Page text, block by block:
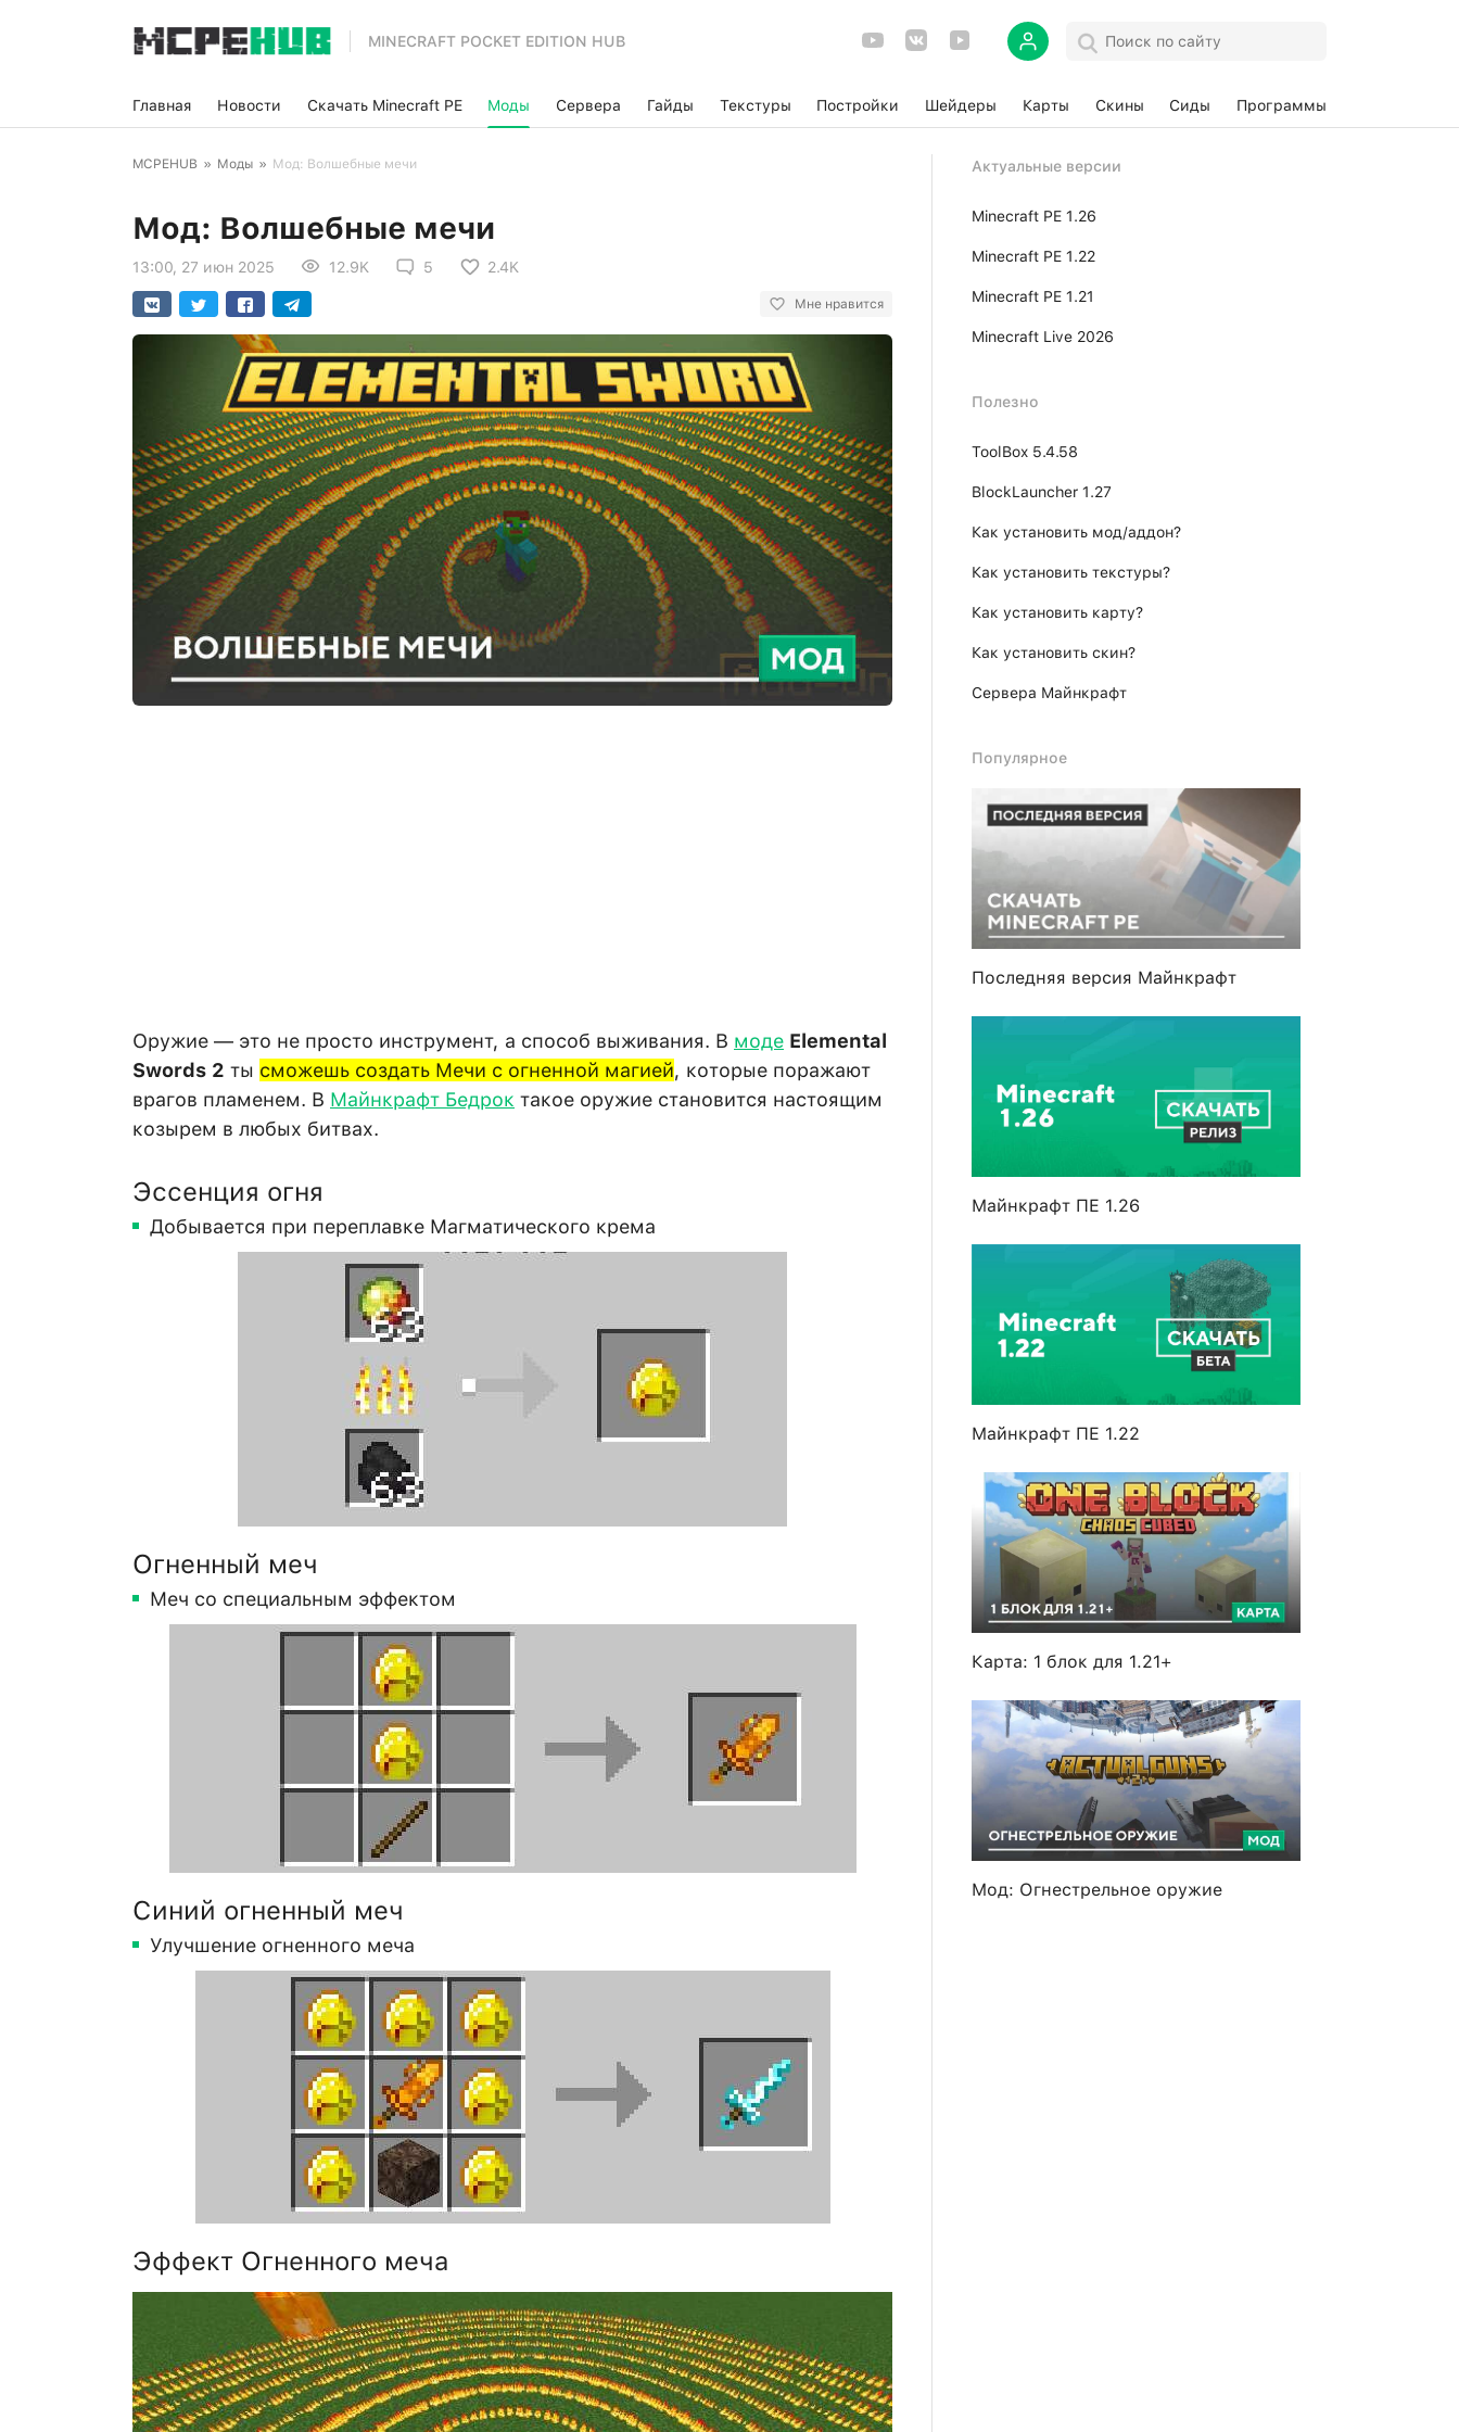
MINECRAFT POCKET EDITION HUB
Главная Новости Скачать Minecraft PE Моды Сервера Гайды Текстуры Постройки Шейдеры Карты Скины Сиды Программы
MCPEHUB » Моды » Мод: Волшебные мечи
Мод: Волшебные мечи
13:00, 27 июн 2025 12.9K 5 2.4K
Мне нравится
Оружие — это не просто инструмент, а способ выживания. В моде Elemental
Swords 2 ты сможешь создать Мечи с огненной магией, которые поражают
врагов пламенем. В Майнкрафт Бедрок такое оружие становится настоящим
козырем в любых битвах.
Эссенция огня
Добывается при переплавке Магматического крема
Огненный меч
Меч со специальным эффектом
Синий огненный меч
Улучшение огненного меча
Эффект Огненного меча
Актуальные версии
Minecraft PE 1.26
Minecraft PE 1.22
Minecraft PE 1.21
Minecraft Live 2026
Полезно
ToolBox 5.4.58
BlockLauncher 1.27
Как установить мод/аддон?
Как установить текстуры?
Как установить карту?
Как установить скин?
Сервера Майнкрафт
Популярное
Последняя версия Майнкрафт
Майнкрафт ПЕ 1.26
Майнкрафт ПЕ 1.22
Карта: 1 блок для 1.21+
Мод: Огнестрельное оружие